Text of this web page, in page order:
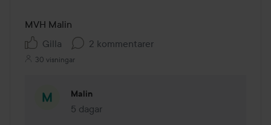
MVH Malin
Gilla
2 kommentarer
30 visningar
Malin
5 dagar
Kommentaren lades 5 dagar